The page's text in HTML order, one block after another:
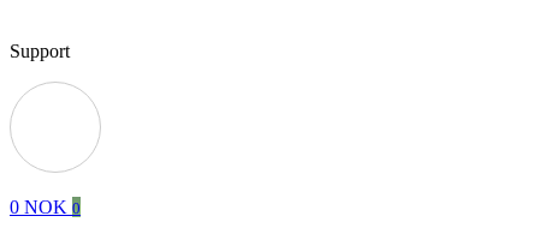
Support
0 NOK 0